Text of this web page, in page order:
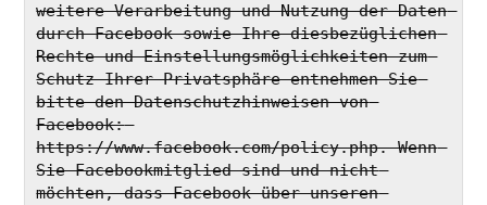
weitere Verarbeitung und Nutzung der Daten
durch Facebook sowie Ihre diesbezüglichen
Rechte und Einstellungsmöglichkeiten zum
Schutz Ihrer Privatsphäre entnehmen Sie
bitte den Datenschutzhinweisen von
Facebook:
https://www.facebook.com/policy.php. Wenn
Sie Facebookmitglied sind und nicht
möchten, dass Facebook über unseren